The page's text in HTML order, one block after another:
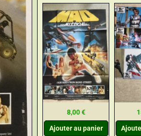
8,00€
Ajouter au panier